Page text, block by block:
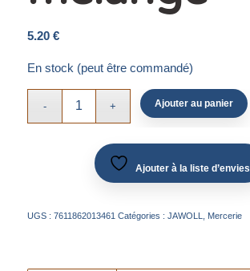
5.20 €
En stock (peut être commandé)
Ajouter au panier
Ajouter à la liste d’envies
UGS : 7611862013461 Catégories : JAWOLL Mercerie